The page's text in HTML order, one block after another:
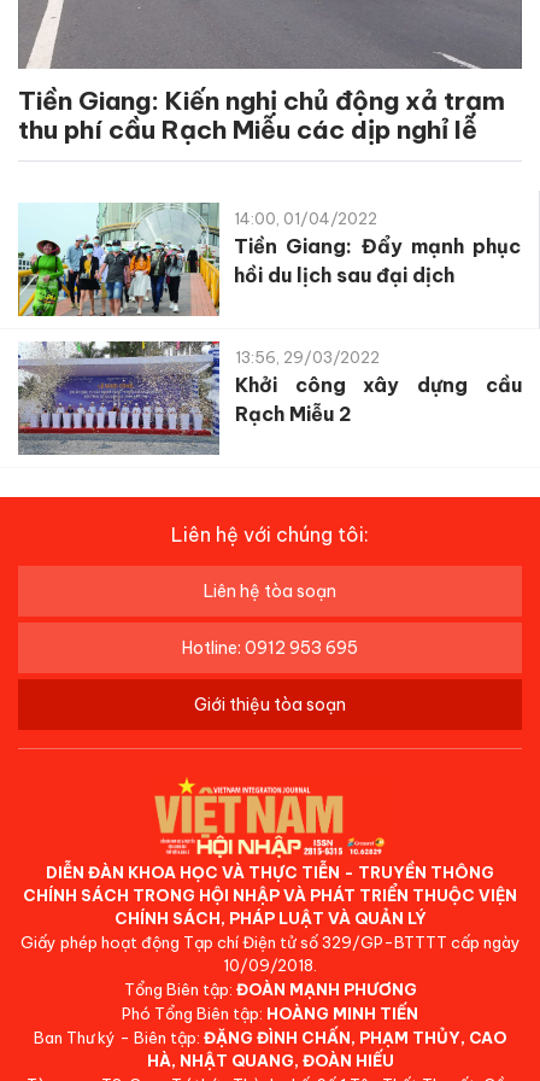
Tiền Giang: Kiến nghị chủ động xả trạm
thu phí cầu Rạch Miễu các dịp nghỉ lễ
14:00, 01/04/2022
Tiền Giang: Đẩy mạnh phục
hồi du lịch sau đại dịch
13:56, 29/03/2022
Khởi công xây dựng cầu
Rạch Miễu 2
Liên hệ với chúng tôi:
Liên hệ tòa soạn
Hotline: 0912 953 695
Giới thiệu tòa soạn
DIỄN ĐÀN KHOA HỌC VÀ THỰC TIỄN - TRUYỀN THÔNG
CHÍNH SÁCH TRONG HỘI NHẬP VÀ PHÁT TRIỂN THUỘC VIỆN
CHÍNH SÁCH, PHÁP LUẬT VÀ QUẢN LÝ
Giấy phép hoạt động Tạp chí Điện tử số 329/GP-BTTTT cấp ngày
10/09/2018.
Tổng Biên tập: ĐOÀN MẠNH PHƯƠNG
Phó Tổng Biên tập: HOÀNG MINH TIẾN
Ban Thư ký - Biên tập: ĐẶNG ĐÌNH CHẤN, PHẠM THỦY, CAO
HÀ, NHẬT QUANG, ĐOÀN HIẾU